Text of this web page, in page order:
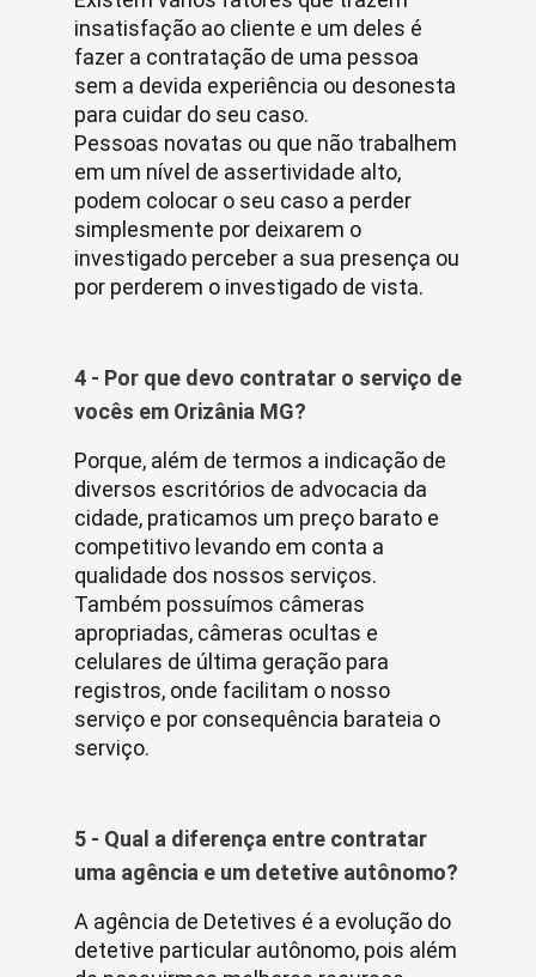
insatisfação ao cliente e um deles é
fazer a contratação de uma pessoa
sem a devida experiência ou desonesta
para cuidar do seu caso.
Pessoas novatas ou que não trabalhem
em um nível de assertividade alto,
podem colocar o seu caso a perder
simplesmente por deixarem o
investigado perceber a sua presença ou
por perderem o investigado de vista.
4 - Por que devo contratar o serviço de
vocês em Orizânia MG?
Porque, além de termos a indicação de
diversos escritórios de advocacia da
cidade, praticamos um preço barato e
competitivo levando em conta a
qualidade dos nossos serviços.
Também possuímos câmeras
apropriadas, câmeras ocultas e
celulares de última geração para
registros, onde facilitam o nosso
serviço e por consequência barateia o
serviço.
5 - Qual a diferença entre contratar
uma agência e um detetive autônomo?
A agência de Detetives é a evolução do
detetive particular autônomo, pois além